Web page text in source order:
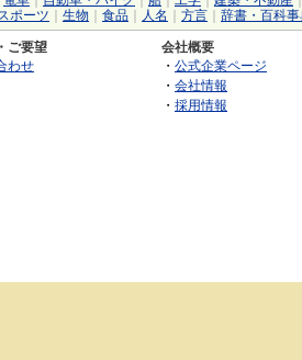
スポーツ 生物 食品 人名 方言 辞書・百科事
ご要望
わせ
会社概要
・ 公式企業ページ
・ 会社情報
・ 採用情報